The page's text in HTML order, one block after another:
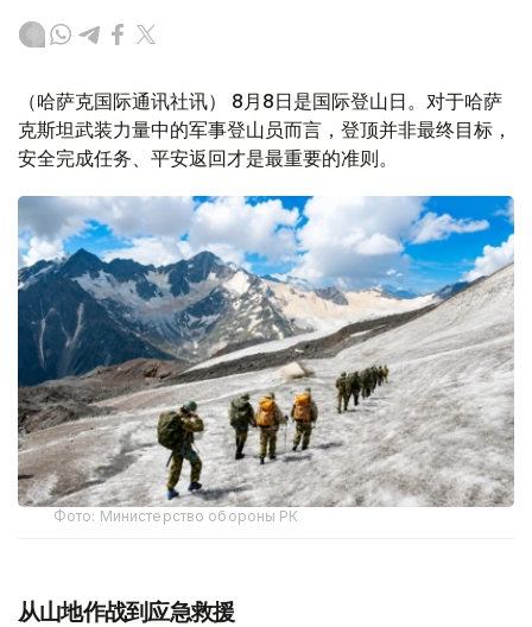
（哈萨克国际通讯社讯） 8月8日是国际登山日。对于哈萨
克斯坦武装力量中的军事登山员而言，登顶并非最终目标，
安全完成任务、平安返回才是最重要的准则。
Фото: Министерство обороны РК
从山地作战到应急救援